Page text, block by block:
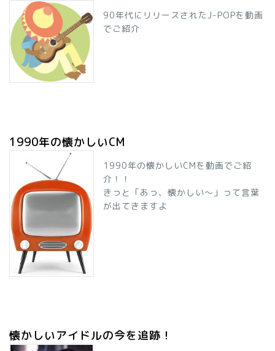
90年代にリリースされたJ-POPを動画
でご紹介
1990年の懐かしいCM
1990年の懐かしいCMを動画でご紹
介！！
きっと「あっ、懐かしい～」って言葉
が出てきますよ
懐かしいアイドルの今を追跡！